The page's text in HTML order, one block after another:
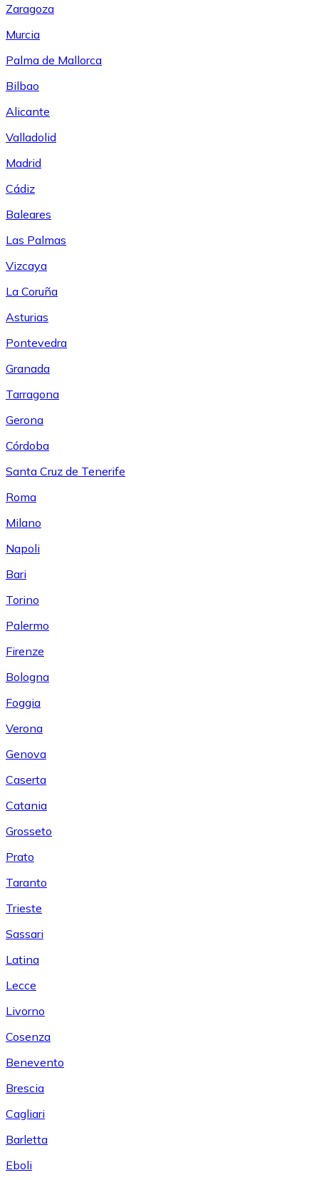
Zaragoza
Murcia
Palma de Mallorca
Bilbao
Alicante
Valladolid
Madrid
Cádiz
Baleares
Las Palmas
Vizcaya
La Coruña
Asturias
Pontevedra
Granada
Tarragona
Gerona
Córdoba
Santa Cruz de Tenerife
Roma
Milano
Napoli
Bari
Torino
Palermo
Firenze
Bologna
Foggia
Verona
Genova
Caserta
Catania
Grosseto
Prato
Taranto
Trieste
Sassari
Latina
Lecce
Livorno
Cosenza
Benevento
Brescia
Cagliari
Barletta
Eboli